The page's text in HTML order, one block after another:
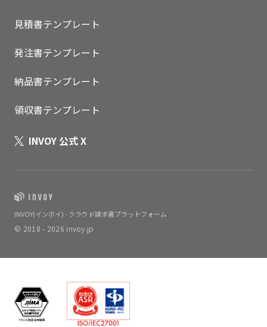
いますぐ無料登録
見積書テンプレート
発注書テンプレート
納品書テンプレート
領収書テンプレート
INVOY 公式 X
INVOY(インボイ) - クラウド請求書プラットフォーム
© 2018 - 2026 invoy.jp